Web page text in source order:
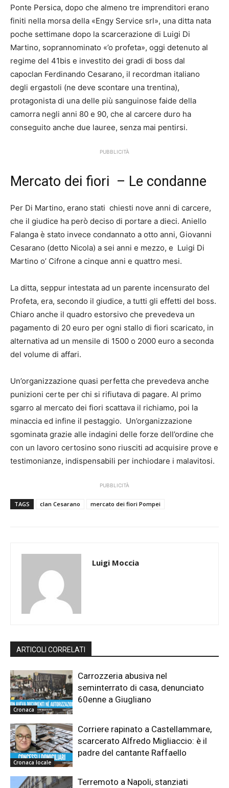
Ponte Persica, dopo che almeno tre imprenditori erano
finiti nella morsa della «Engy Service srl», una ditta nata
poche settimane dopo la scarcerazione di Luigi Di
Martino, soprannominato «’o profeta», oggi detenuto al
regime del 41bis e investito dei gradi di boss dal
capoclan Ferdinando Cesarano, il recordman italiano
degli ergastoli (ne deve scontare una trentina),
protagonista di una delle più sanguinose faide della
camorra negli anni 80 e 90, che al carcere duro ha
conseguito anche due lauree, senza mai pentirsi.
PUBBLICITÀ
Mercato dei fiori – Le condanne
Per Di Martino, erano stati chiesti nove anni di carcere,
che il giudice ha però deciso di portare a dieci. Aniello
Falanga è stato invece condannato a otto anni, Giovanni
Cesarano (detto Nicola) a sei anni e mezzo, e Luigi Di
Martino o’ Cifrone a cinque anni e quattro mesi.
La ditta, seppur intestata ad un parente incensurato del
Profeta, era, secondo il giudice, a tutti gli effetti del boss.
Chiaro anche il quadro estorsivo che prevedeva un
pagamento di 20 euro per ogni stallo di fiori scaricato, in
alternativa ad un mensile di 1500 o 2000 euro a seconda
del volume di affari.
Un’organizzazione quasi perfetta che prevedeva anche
punizioni certe per chi si rifiutava di pagare. Al primo
sgarro al mercato dei fiori scattava il richiamo, poi la
minaccia ed infine il pestaggio. Un’organizzazione
sgominata grazie alle indagini delle forze dell’ordine che
con un lavoro certosino sono riusciti ad acquisire prove e
testimonianze, indispensabili per inchiodare i malavitosi.
PUBBLICITÀ
TAGS clan Cesarano mercato dei fiori Pompei
Luigi Moccia
ARTICOLI CORRELATI
Cronaca
Carrozzeria abusiva nel
seminterrato di casa, denunciato
60enne a Giugliano
Cronaca locale
Corriere rapinato a Castellammare,
scarcerato Alfredo Migliaccio: è il
padre del cantante Raffaello
Terremoto a Napoli, stanziati